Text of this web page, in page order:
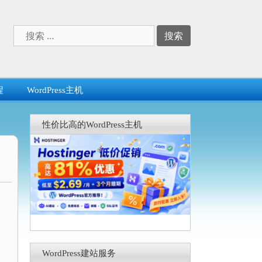
索：
WordPress主机
性价比高的WordPress主机
WordPress建站服务